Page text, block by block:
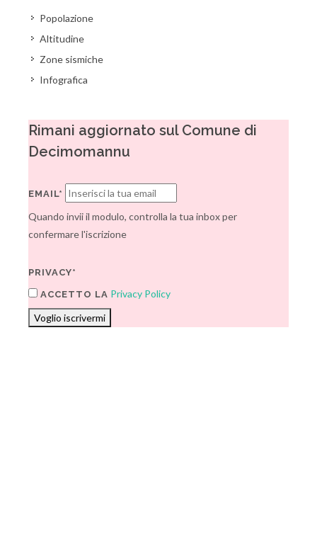
Popolazione
Altitudine
Zone sismiche
Infografica
Rimani aggiornato sul Comune di
Decimomannu
EMAIL*
Quando invii il modulo, controlla la tua inbox per
confermare l'iscrizione
PRIVACY*
ACCETTO LA Privacy Policy
Voglio iscrivermi